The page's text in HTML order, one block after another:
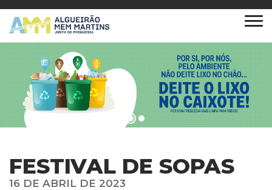
FESTIVAL DE SOPAS
16 DE ABRIL DE 2023